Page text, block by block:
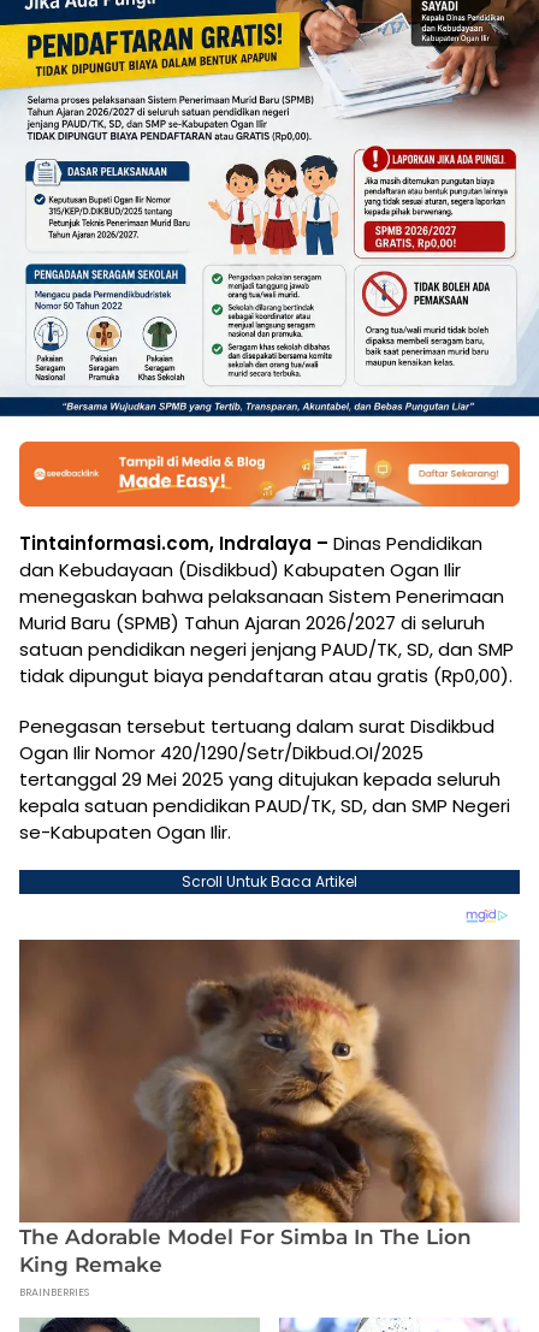
Tintainformasi.com, Indralaya – Dinas Pendidikan
dan Kebudayaan (Disdikbud) Kabupaten Ogan Ilir
menegaskan bahwa pelaksanaan Sistem Penerimaan
Murid Baru (SPMB) Tahun Ajaran 2026/2027 di seluruh
satuan pendidikan negeri jenjang PAUD/TK, SD, dan SMP
tidak dipungut biaya pendaftaran atau gratis (Rp0,00).
Penegasan tersebut tertuang dalam surat Disdikbud
Ogan Ilir Nomor 420/1290/Setr/Dikbud.OI/2025
tertanggal 29 Mei 2025 yang ditujukan kepada seluruh
kepala satuan pendidikan PAUD/TK, SD, dan SMP Negeri
se-Kabupaten Ogan Ilir.
Scroll Untuk Baca Artikel